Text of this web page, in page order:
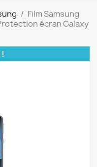
Film Samsung
écran Galaxy